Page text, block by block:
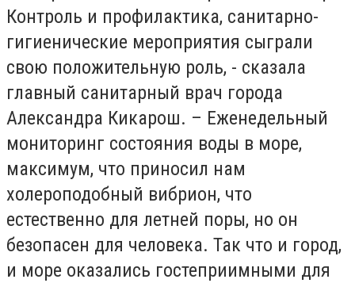
Контроль и профилактика, санитарно-
гигиенические мероприятия сыграли
свою положительную роль, - сказала
главный санитарный врач города
Александра Кикарош. – Еженедельный
мониторинг состояния воды в море,
максимум, что приносил нам
холероподобный вибрион, что
естественно для летней поры, но он
безопасен для человека. Так что и город,
и море оказались гостеприимными для